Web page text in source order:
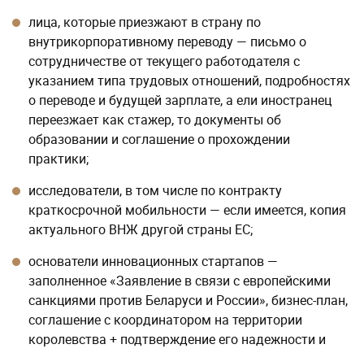
лица, которые приезжают в страну по
внутрикорпоративному переводу — письмо о
сотрудничестве от текущего работодателя с
указанием типа трудовых отношений, подробностях
о переводе и будущей зарплате, а ели иностранец
переезжает как стажер, то документы об
образовании и соглашение о прохождении
практики;
исследователи, в том числе по контракту
краткосрочной мобильности — если имеется, копия
актуального ВНЖ другой страны ЕС;
основатели инновационных стартапов —
заполненное «Заявление в связи с европейскими
санкциями против Беларуси и России», бизнес-план,
соглашение с координатором на территории
королевства + подтверждение его надежности и